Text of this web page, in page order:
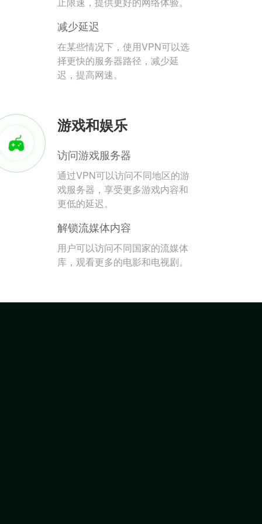
减少延迟
在某些情况下，使用VPN可以选
择更快的服务器路径，减少延
迟，提高网速。
游戏和娱乐
访问游戏服务器
通过VPN可以访问不同地区的游
戏服务器，享受更多游戏内容和
更低的延迟。
解锁流媒体内容
用户可以访问不同国家的流媒体
库，观看更多的电影和电视剧。